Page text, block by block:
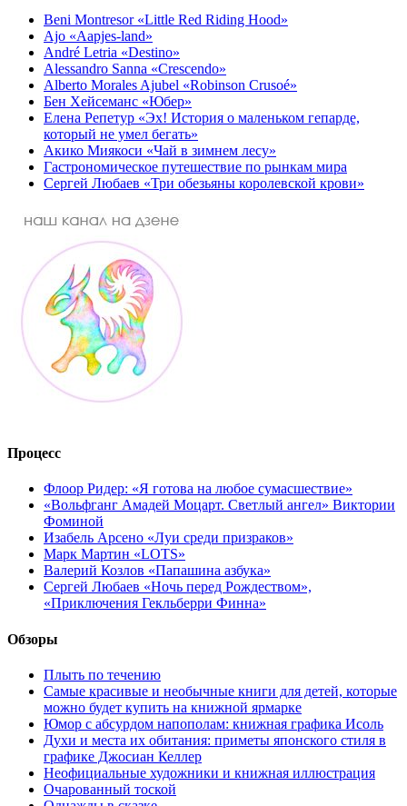
Beni Montresor «Little Red Riding Hood»
Ajo «Aapjes-land»
André Letria «Destino»
Alessandro Sanna «Crescendo»
Alberto Morales Ajubel «Robinson Crusoé»
Бен Хейсеманс «Юбер»
Елена Репетур «Эх! История о маленьком гепарде,
который не умел бегать»
Акико Миякоси «Чай в зимнем лесу»
Гастрономическое путешествие по рынкам мира
Сергей Любаев «Три обезьяны королевской крови»
Процесс
Флоор Ридер: «Я готова на любое сумасшествие»
«Вольфганг Амадей Моцарт. Светлый ангел» Виктории
Фоминой
Изабель Арсено «Луи среди призраков»
Марк Мартин «LOTS»
Валерий Козлов «Папашина азбука»
Сергей Любаев «Ночь перед Рождеством»,
«Приключения Гекльберри Финна»
Обзоры
Плыть по течению
Самые красивые и необычные книги для детей, которые
можно будет купить на книжной ярмарке
Юмор с абсурдом напополам: книжная графика Исоль
Духи и места их обитания: приметы японского стиля в
графике Джосиан Келлер
Неофициальные художники и книжная иллюстрация
Очарованный тоской